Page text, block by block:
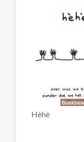
Hèhè